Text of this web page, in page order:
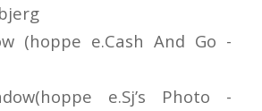
(hoppe e.Cash And Go -
e.Sj’s Photo -